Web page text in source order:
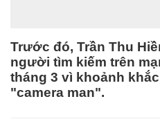
Trước đó, Trần Thu
người tìm kiếm trên
tháng 3 vì khoảnh
"camera man".